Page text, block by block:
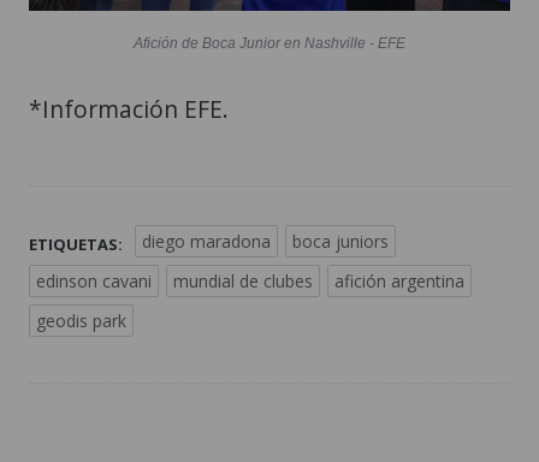
Afición de Boca Junior en Nashville - EFE
*Información EFE.
ETIQUETAS: diego maradona
boca juniors
edinson cavani
mundial de clubes
afición argentina
geodis park